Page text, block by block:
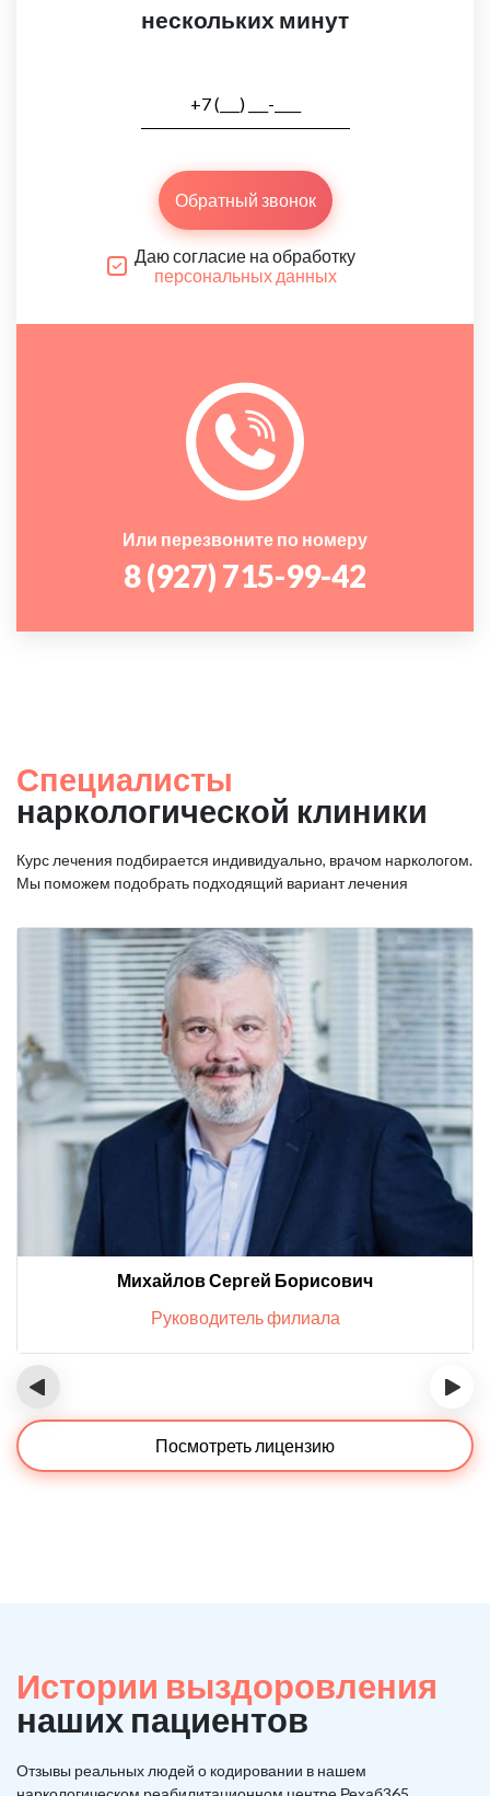
нескольких минут
Обратный звонок
Даю согласие на обработку
персональных данных
Или перезвоните по номеру
8 (927) 715-99-42
Специалисты
наркологической клиники
Курс лечения подбирается индивидуально, врачом наркологом.
Мы поможем подобрать подходящий вариант лечения
Михайлов Сергей Борисович
Руководитель филиала
‹ ›
Посмотреть лицензию
Истории выздоровления
наших пациентов
Отзывы реальных людей о кодировании в нашем